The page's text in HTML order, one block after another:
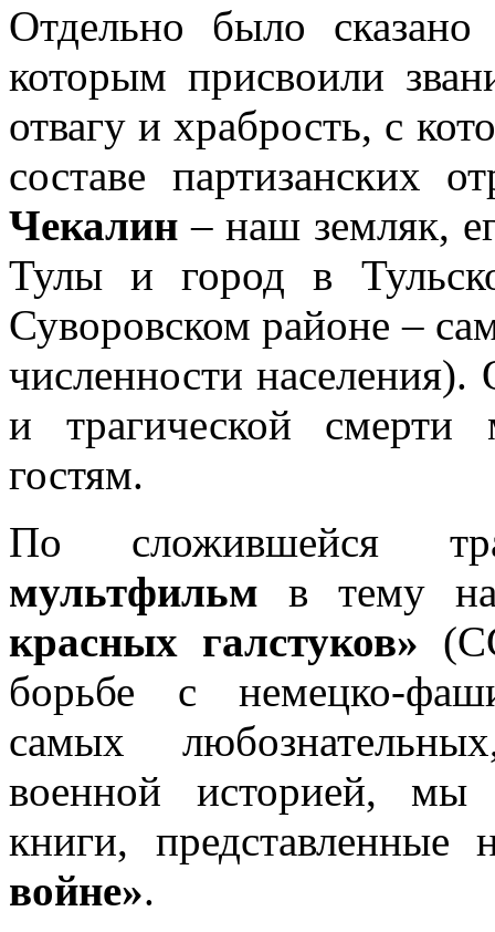
Отдельно было
которым присвоили
отвагу и храбрость, с
составе
Чекалин– наш земляк,
Тулы и город в
Суворовском районе –
численности
и трагической
гостям.
По сложившейся
мультфильм в тему
красных галстуков»
борьбе с немецко-
самых
военной историей, мы
книги,
войне».